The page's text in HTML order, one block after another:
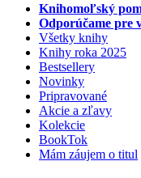
Knihomoľský
Odporúčame pre
Všetky knihy
Knihy roka 2025
Bestsellery
Novinky
Pripravované
Akcie a zľavy
Kolekcie
BookTok
Mám záujem o titul